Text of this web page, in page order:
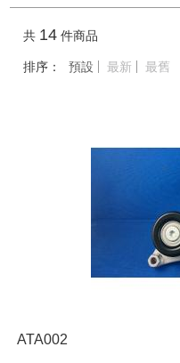
共 14 件商品
排序： 預設 最新 最舊
ATA002